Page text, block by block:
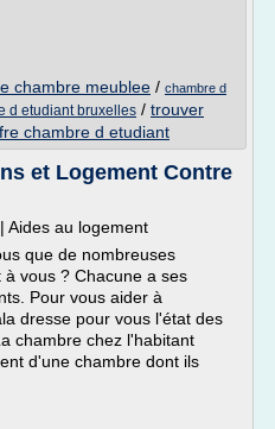
chambre meublee / chambre d
d etudiant bruxelles / trouver
chambre d etudiant
et Logement Contre
Aides au logement
que de nombreuses
vous ? Chacune a ses
Pour vous aider à
dresse pour vous l'état des
chambre chez l'habitant
d'une chambre dont ils